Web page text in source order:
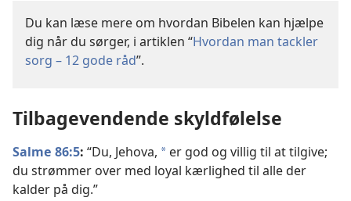
Du kan læse mere om hvordan Bibelen kan hjælpe
dig når du sørger, i artiklen “Hvordan man tackler
sorg – 12 gode råd”.
Tilbagevendende skyldfølelse
Salme 86:5: “Du, Jehova, a er god og villig til at tilgive;
du strømmer over med loyal kærlighed til alle der
kalder på dig.”